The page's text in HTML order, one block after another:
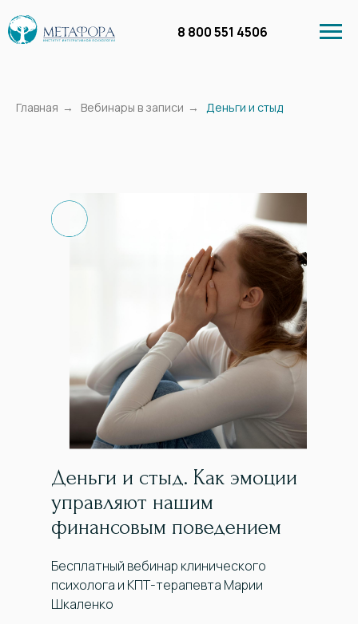
Бесплатное обучение Вебинары в
8 800 551 4506
Главная → Вебинары в записи → Деньги и стыд
Деньги и стыд. Как эмоции
управляют нашим
финансовым поведением
Бесплатный вебинар клинического
психолога и КПТ-терапевта Марии
Шкаленко